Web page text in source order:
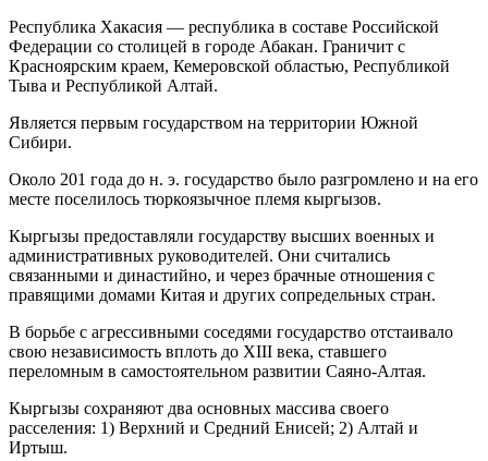
Республика Хакасия — республика в составе Российской
Федерации со столицей в городе Абакан. Граничит с
Красноярским краем, Кемеровской областью, Республикой
Тыва и Республикой Алтай.
Является первым государством на территории Южной
Сибири.
Около 201 года до н. э. государство было разгромлено и на его
месте поселилось тюркоязычное племя кыргызов.
Кыргызы предоставляли государству высших военных и
административных руководителей. Они считались
связанными и династийно, и через брачные отношения с
правящими домами Китая и других сопредельных стран.
В борьбе с агрессивными соседями государство отстаивало
свою независимость вплоть до XIII века, ставшего
переломным в самостоятельном развитии Саяно-Алтая.
Кыргызы сохраняют два основных массива своего
расселения: 1) Верхний и Средний Енисей; 2) Алтай и
Иртыш.